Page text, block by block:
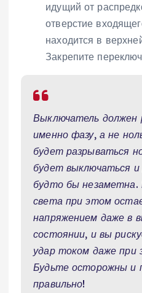
идущий от
отверстие
находится в
Закрепите
Выключатель должен
именно фазу, а не
будет разрываться
будет выключаться и
будто бы незаметна.
света при этом
напряжением даже в
состоянии, и вы
удар током даже при
Будьте осторожны и
правильно!